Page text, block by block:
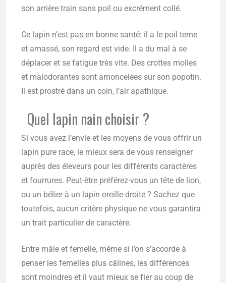
son arrière train sans poil ou excrément collé.
Ce lapin n’est pas en bonne santé: il a le poil terne
et amassé, son regard est vide. Il a du mal à se
déplacer et se fatigue très vite. Des crottes molles
et malodorantes sont amoncelées sur son popotin.
Il est prostré dans un coin, l’air apathique.
Quel lapin nain choisir ?
Si vous avez l’envie et les moyens de vous offrir un
lapin pure race, le mieux sera de vous renseigner
auprès des éleveurs pour les différents caractères
et fourrures. Peut-être préférez-vous un tête de lion,
ou un bélier à un lapin oreille droite ? Sachez que
toutefois, aucun critère physique ne vous garantira
un trait particulier de caractère.
Entre mâle et femelle, même si l’on s’accorde à
penser les femelles plus câlines, les différences
sont moindres et il vaut mieux se fier au coup de